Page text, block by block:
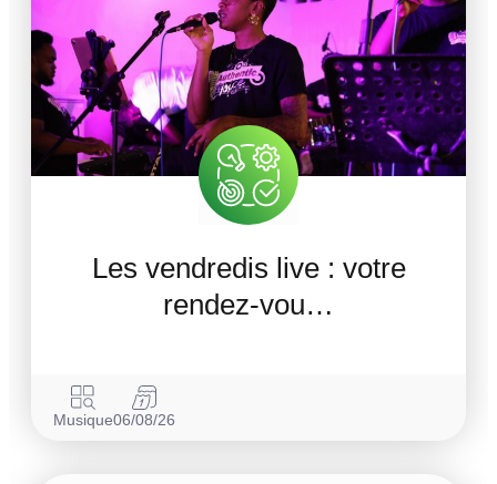
Les vendredis live : votre
rendez-vou…
Musique06/08/26